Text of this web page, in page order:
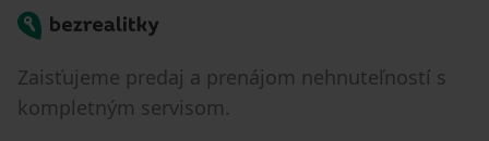
Bezrealitky
Zaisťujeme predaj a prenájom nehnuteľností s
kompletným servisom.